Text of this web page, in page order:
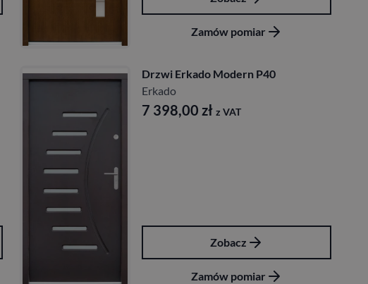
Zamów pomiar
Drzwi Erkado Modern P40
Erkado
7 398,00 zł z VAT
Zobacz
Zamów pomiar